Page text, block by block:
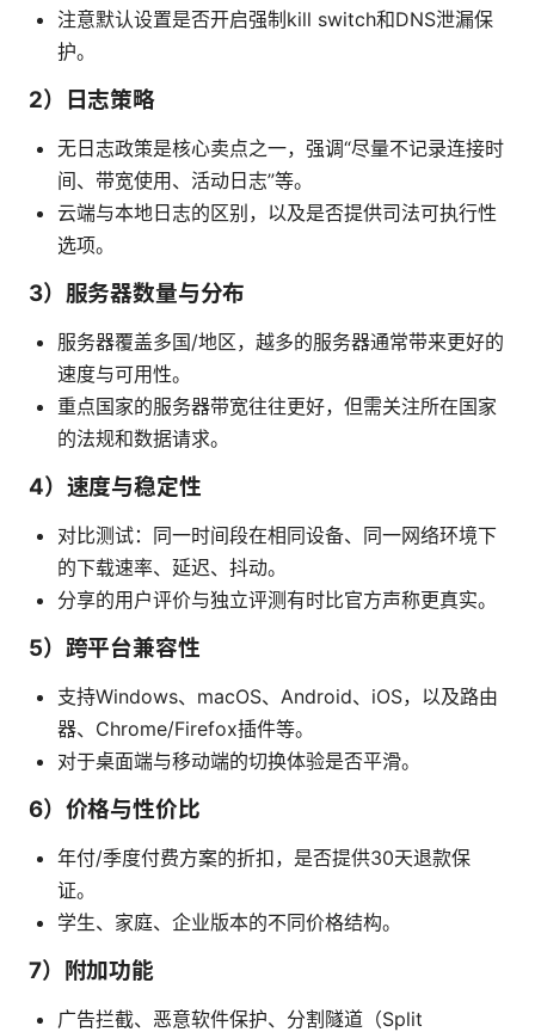
注意默认设置是否开启强制kill switch和DNS泄漏保
护。
2）日志策略
无日志政策是核心卖点之一，强调“尽量不记录连接时
间、带宽使用、活动日志”等。
云端与本地日志的区别，以及是否提供司法可执行性
选项。
3）服务器数量与分布
服务器覆盖多国/地区，越多的服务器通常带来更好的
速度与可用性。
重点国家的服务器带宽往往更好，但需关注所在国家
的法规和数据请求。
4）速度与稳定性
对比测试：同一时间段在相同设备、同一网络环境下
的下载速率、延迟、抖动。
分享的用户评价与独立评测有时比官方声称更真实。
5）跨平台兼容性
支持Windows、macOS、Android、iOS，以及路由
器、Chrome/Firefox插件等。
对于桌面端与移动端的切换体验是否平滑。
6）价格与性价比
年付/季度付费方案的折扣，是否提供30天退款保
证。
学生、家庭、企业版本的不同价格结构。
7）附加功能
广告拦截、恶意软件保护、分割隧道（Split